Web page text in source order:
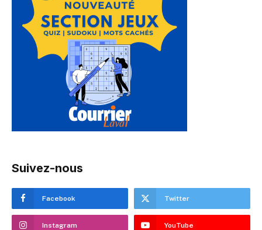
Suivez-nous
Facebook Twitter
Instagram YouTube